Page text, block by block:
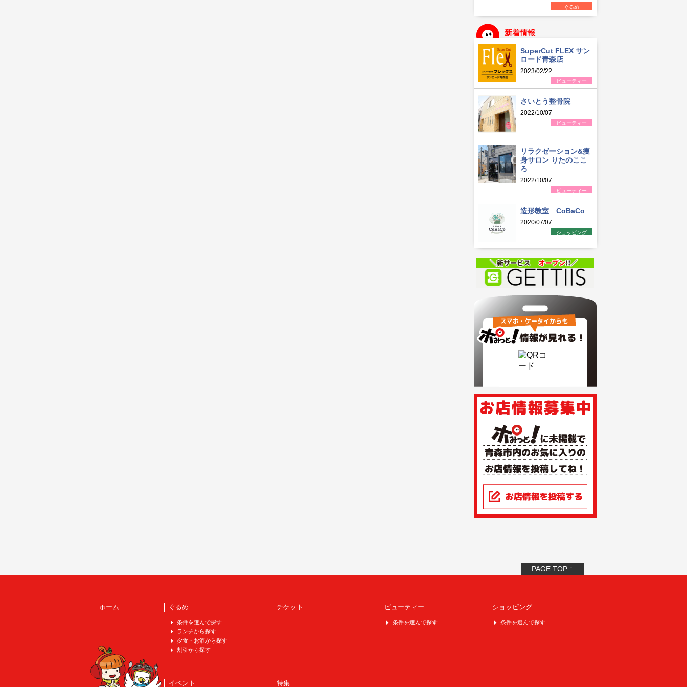
ぐるめ
新着情報
SuperCut FLEX サン
ロード青森店
2023/02/22
ビューティー
さいとう整骨院
2022/10/07
ビューティー
リラクゼーション&痩
身サロン りたのここ
ろ
2022/10/07
ビューティー
造形教室 CoBaCo
2020/07/07
ショッピング
PAGE TOP ↑
ホーム ぐるめ
条件を選んで探す
ランチから探す
夕食・お酒から探す
割引から探す
チケット ビューティー
条件を選んで探す
ショッピング
条件を選んで探す
イベント 特集